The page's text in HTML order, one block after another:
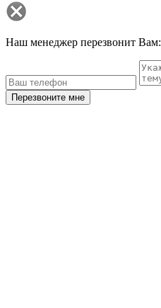
Наш менеджер перезвонит Вам:
Перезвоните мне